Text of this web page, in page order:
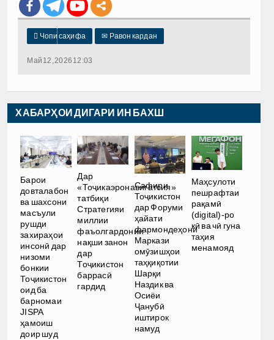
 Чопи саҳифа ✉ Равон кардан
Май 12, 2026 12:03
ХАБАРҲОИ ДИГАРИ ИН БАХШ
Барои
довталабон
ва шахсони
масъули
рушди
захираҳои
инсонӣ дар
низоми
бонкии
Тоҷикистон
оид ба
барномаи
JISPA
ҳамоиш
доир шуд
Дар
«Тоҷикаэронавигатсия»
татбиқи
Стратегияи
миллии
фаъолгардонии
нақши занон
дар
Тоҷикистон
баррасӣ
гардид
Сафири
Тоҷикистон
дар Форуми
ҳайати
фармондеҳони
Маркази
омӯзишҳои
таҳқиқотии
Шарқи
Наздик ва
Осиёи
Ҷанубӣ
иштирок
намуд
Маҳсулоти
пешрафтаи
рақамӣ
(digital)-ро
кӣ ва чӣ гуна
таҳия
менамояд